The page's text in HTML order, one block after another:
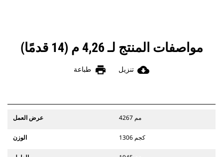
مواصفات المنتج لـ 4,26 م (14 قدمًا)
cloud_download تنزيل print طباعة
عرض العمل 4267 مم
الوزن 1306 كجم